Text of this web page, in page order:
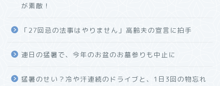
が素敵！
「27回忌の法事はやりません」高齢夫の宣言に拍手
連日の猛暑で、今年のお盆のお墓参りも中止に
猛暑のせい？冷や汗連続のドライブと、1日3回の物忘れ